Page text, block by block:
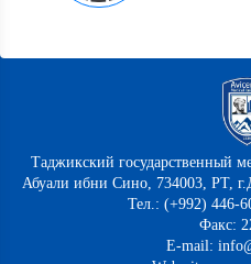
Таджикский государственный
Абуали ибни Сино, 734003, РТ,
Тел.: (+992) 446-
Факс:
E-mail: